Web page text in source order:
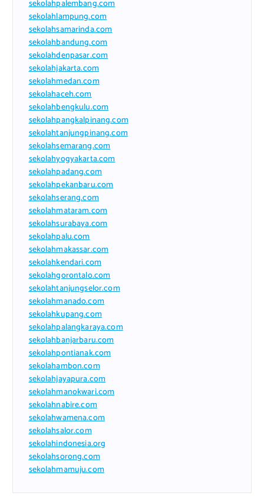
sekolahpalembang.com
sekolahlampung.com
sekolahsamarinda.com
sekolahbandung.com
sekolahdenpasar.com
sekolahjakarta.com
sekolahmedan.com
sekolahaceh.com
sekolahbengkulu.com
sekolahpangkalpinang.com
sekolahtanjungpinang.com
sekolahsemarang.com
sekolahyogyakarta.com
sekolahpadang.com
sekolahpekanbaru.com
sekolahserang.com
sekolahmataram.com
sekolahsurabaya.com
sekolahpalu.com
sekolahmakassar.com
sekolahkendari.com
sekolahgorontalo.com
sekolahtanjungselor.com
sekolahmanado.com
sekolahkupang.com
sekolahpalangkaraya.com
sekolahbanjarbaru.com
sekolahpontianak.com
sekolahambon.com
sekolahjayapura.com
sekolahmanokwari.com
sekolahnabire.com
sekolahwamena.com
sekolahsalor.com
sekolahindonesia.org
sekolahsorong.com
sekolahmamuju.com